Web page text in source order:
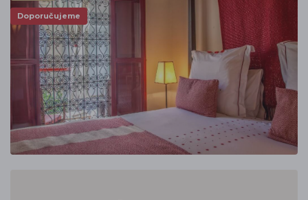
Doporučujeme